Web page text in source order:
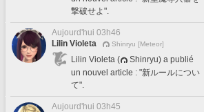
撃破せよ".
Aujourd'hui 03h46
Lilin Violeta
Shinryu [Meteor]
Lilin Violeta (
Shinryu) a publié
un nouvel article : "新ルールについ
て".
Aujourd'hui 03h45